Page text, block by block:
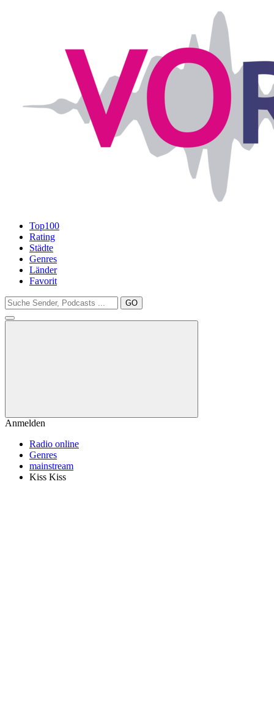
Top100
Rating
Städte
Genres
Länder
Favorit
GO
Anmelden
Radio online
Genres
mainstream
Kiss Kiss